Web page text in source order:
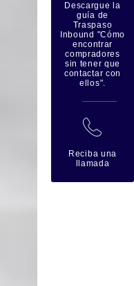
Descargue la
guía de
Traspaso
Inbound "Cómo
encontrar
compradores
sin tener que
contactar con
ellos".
拉
Reciba una
llamada